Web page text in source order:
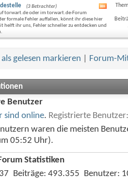
(3 Betrachter)
torwart.de oder im torwart.de-Forum
formale Fehler auffallen, könnt ihr diese hier
helft ihr uns, Fehler schneller zu entdecken und
RSS-
dieses
gelesen markieren Forum-
Benutzer
sind online. Registrierte
waren die meisten
05:52 Uhr).
Statistiken
Beiträge 493.355 Benutzer